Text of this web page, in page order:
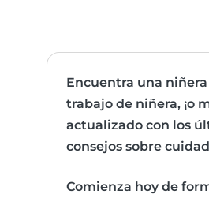
Encuentra una niñera
trabajo de niñera, ¡o
actualizado con los
consejos sobre
Comienza hoy de